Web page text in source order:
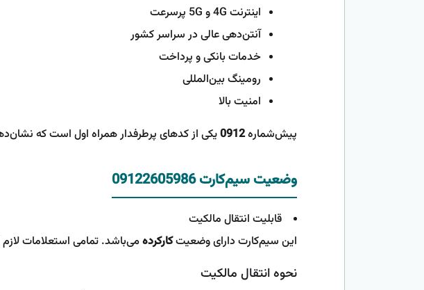
اینترنت 4G و 5G پرسرعت
آنتن‌دهی عالی در سراسر کشور
خدمات بانکی و پرداخت
رومینگ بین‌المللی
امنیت بالا
پیش‌شماره0912یکی از کدهای پرطرفدار همراه اول است که
وضعیت سیم‌کارت 09122605986
قابلیت انتقال مالکیت
این سیم‌کارت دارای وضعیتکارکردهمی‌باشد. تمامی استعلامات
نحوه انتقال مالکیت